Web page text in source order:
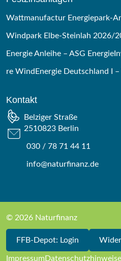
Wattmanufactur Energiepark-
Windpark Elbe-Steinlah 2026/
Energie Anleihe – ASG
re WindEnergie Deutschland I
Kontakt
Belziger Straße
2510823 Berlin
030 / 78 71 44 11
info@naturfinanz.de
© 2026 Naturfinanz
FFB-Depot: Login
Impressum Datenschutzhinweise